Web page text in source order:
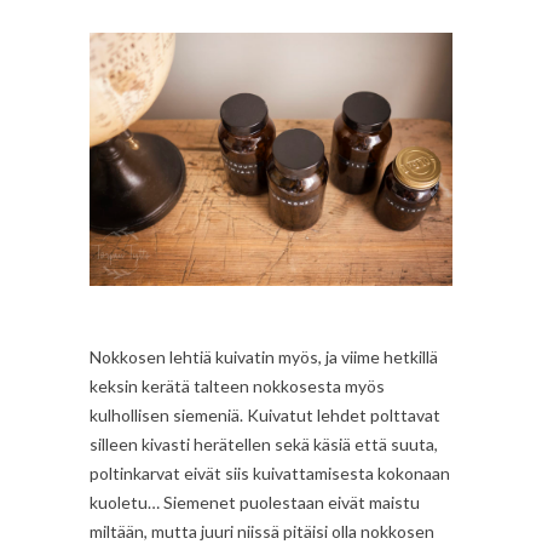
Nokkosen lehtiä kuivatin myös, ja viime hetkillä
keksin kerätä talteen nokkosesta myös
kulhollisen siemeniä. Kuivatut lehdet polttavat
silleen kivasti herätellen sekä käsiä että suuta,
poltinkarvat eivät siis kuivattamisesta kokonaan
kuoletu… Siemenet puolestaan eivät maistu
miltään, mutta juuri niissä pitäisi olla nokkosen